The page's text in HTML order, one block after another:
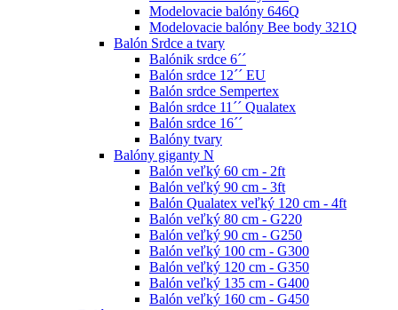
Modelovacie balóny 646Q
Modelovacie balóny Bee body 321Q
Balón Srdce a tvary
Balónik srdce 6´´
Balón srdce 12´´ EU
Balón srdce Sempertex
Balón srdce 11´´ Qualatex
Balón srdce 16´´
Balóny tvary
Balóny giganty N
Balón veľký 60 cm - 2ft
Balón veľký 90 cm - 3ft
Balón Qualatex veľký 120 cm - 4ft
Balón veľký 80 cm - G220
Balón veľký 90 cm - G250
Balón veľký 100 cm - G300
Balón veľký 120 cm - G350
Balón veľký 135 cm - G400
Balón veľký 160 cm - G450